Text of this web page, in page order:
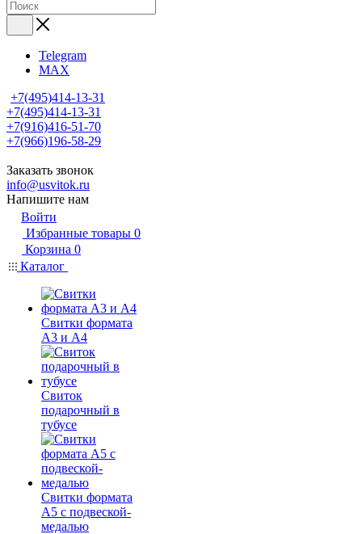
Telegram
MAX
+7(495)414-13-31
+7(495)414-13-31
+7(916)416-51-70
+7(966)196-58-29
Заказать звонок
info@usvitok.ru
Напишите нам
Войти
Избранные товары 0
Корзина 0
Каталог
Свитки формата
А3 и А4
Свиток
подарочный в
тубусе
Свитки формата
А5 с подвеской-
медалью